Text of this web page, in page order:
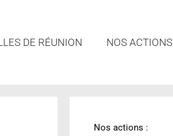
DE RÉUNION NOS ACTIONS
Nos actions :